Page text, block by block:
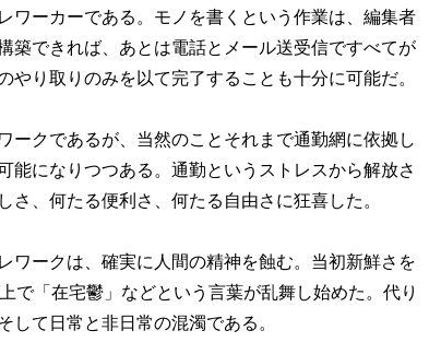
ワーカーである。モノを書くという作業は、編集者
築できれば、あとは電話とメール送受信ですべてが
り取りのみを以て完了することも十分に可能だ。
クであるが、当然のことそれまで通勤網に依拠し
になりつつある。通勤というストレスから解放さ
、何たる便利さ、何たる自由さに狂喜した。
ークは、確実に人間の精神を蝕む。当初新鮮さを
で「在宅鬱」などという言葉が乱舞し始めた。代り
て日常と非日常の混濁である。